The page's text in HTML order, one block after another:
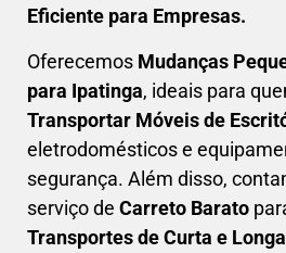
Eficiente para Empresas.
Oferecemos Mudanças
para Ipatinga, ideais para
Transportar Móveis de
eletrodomésticos e
segurança. Além disso,
serviço de Carreto Barato
Transportes de Curta e